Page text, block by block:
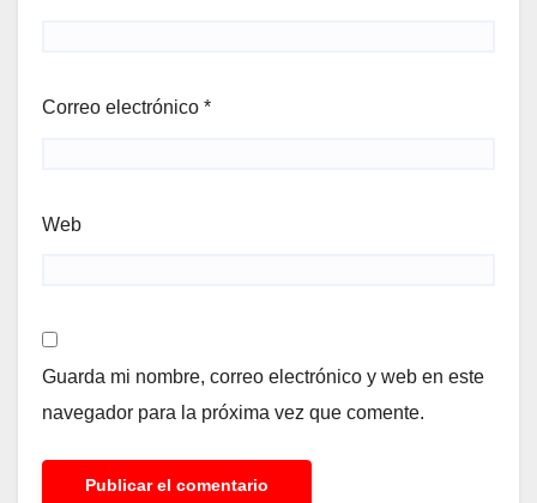
Correo electrónico *
Web
Guarda mi nombre, correo electrónico y web en este
navegador para la próxima vez que comente.